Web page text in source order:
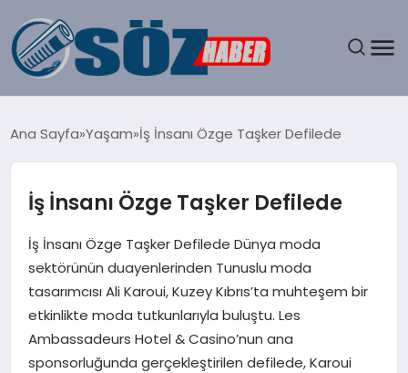
SPOR
MAGAZIN
EKONOMI
EĞITIM
SAĞLIK
Ana Sayfa Yaşam İş İnsanı Özge Taşker Defilede
İş İnsanı Özge Taşker Defilede
İş İnsanı Özge Taşker Defilede Dünya moda
sektörünün duayenlerinden Tunuslu moda
tasarımcısı Ali Karoui, Kuzey Kıbrıs’ta muhteşem bir
etkinlikte moda tutkunlarıyla buluştu. Les
Ambassadeurs Hotel & Casino’nun ana
sponsorluğunda gerçekleştirilen defilede, Karoui